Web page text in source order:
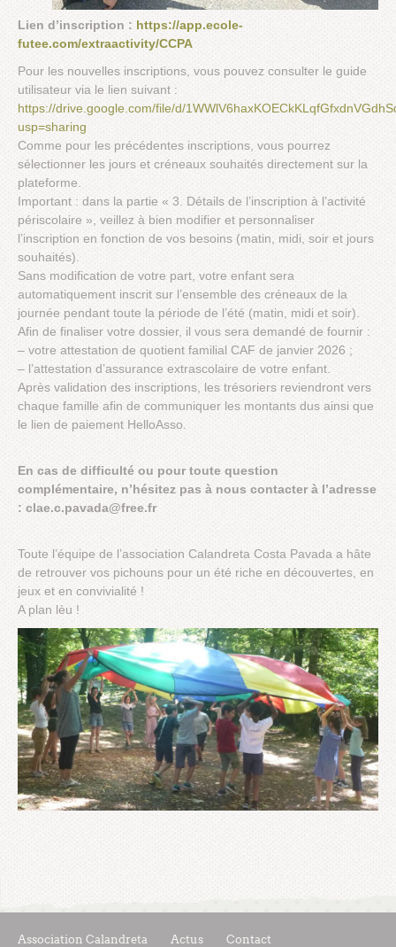
Lien d’inscription : https://app.ecole-
futee.com/extraactivity/CCPA
Pour les nouvelles inscriptions, vous pouvez consulter le guide
utilisateur via le lien suivant :
https://drive.google.com/file/d/
usp=sharing
Comme pour les précédentes inscriptions, vous pourrez
sélectionner les jours et créneaux souhaités directement sur la
plateforme.
Important : dans la partie « 3. Détails de l’inscription à l’activité
périscolaire », veillez à bien modifier et personnaliser
l’inscription en fonction de vos besoins (matin, midi, soir et jours
souhaités).
Sans modification de votre part, votre enfant sera
automatiquement inscrit sur l’ensemble des créneaux de la
journée pendant toute la période de l’été (matin, midi et soir).
Afin de finaliser votre dossier, il vous sera demandé de fournir :
– votre attestation de quotient familial CAF de janvier 2026 ;
– l’attestation d’assurance extrascolaire de votre enfant.
Après validation des inscriptions, les trésoriers reviendront vers
chaque famille afin de communiquer les montants dus ainsi que
le lien de paiement HelloAsso.
En cas de difficulté ou pour toute question
complémentaire, n’hésitez pas à nous contacter à l’adresse
: clae.c.pavada@free.fr
Toute l’équipe de l’association Calandreta Costa Pavada a hâte
de retrouver vos pichouns pour un été riche en découvertes, en
jeux et en convivialité !
A plan lèu !
Association Calandreta Actus Contact